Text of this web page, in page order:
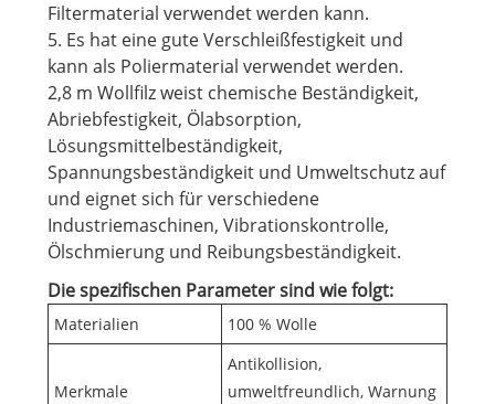
Filtermaterial verwendet werden kann.
5. Es hat eine gute Verschleißfestigkeit und
kann als Poliermaterial verwendet werden.
2,8 m Wollfilz weist chemische Beständigkeit,
Abriebfestigkeit, Ölabsorption,
Lösungsmittelbeständigkeit,
Spannungsbeständigkeit und Umweltschutz auf
und eignet sich für verschiedene
Industriemaschinen, Vibrationskontrolle,
Ölschmierung und Reibungsbeständigkeit.
Die spezifischen Parameter sind wie folgt:
Materialien 100 % Wolle
Merkmale
Antikollision,
umweltfreundlich, Warnung